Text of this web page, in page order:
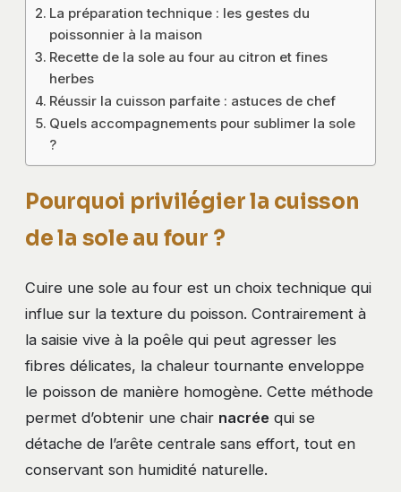
La préparation technique : les gestes du
poissonnier à la maison
Recette de la sole au four au citron et fines
herbes
Réussir la cuisson parfaite : astuces de chef
Quels accompagnements pour sublimer la sole
?
Pourquoi privilégier la cuisson
de la sole au four ?
Cuire une sole au four est un choix technique qui
influe sur la texture du poisson. Contrairement à
la saisie vive à la poêle qui peut agresser les
fibres délicates, la chaleur tournante enveloppe
le poisson de manière homogène. Cette méthode
permet d’obtenir une chair nacrée qui se
détache de l’arête centrale sans effort, tout en
conservant son humidité naturelle.